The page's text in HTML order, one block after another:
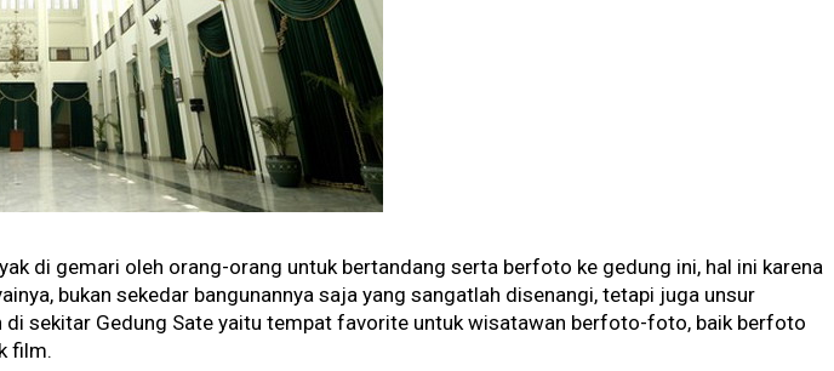
di gemari oleh orang-orang untuk bertandang serta berfoto ke gedung ini, hal ini karena
bukan sekedar bangunannya saja yang sangatlah disenangi, tetapi juga unsur
sekitar Gedung Sate yaitu tempat favorite untuk wisatawan berfoto-foto, baik berfoto
film.